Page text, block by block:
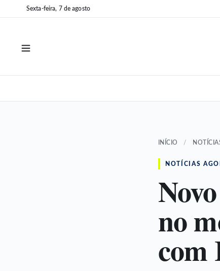
para
para
Sexta-feira, 7 de agosto
INÍCIO /
NOTÍCIAS
no
com